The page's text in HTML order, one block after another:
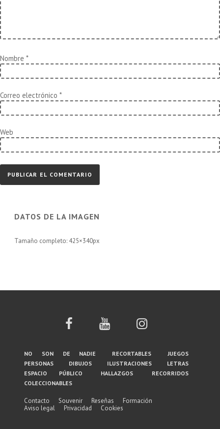
Nombre *
Correo electrónico *
Web
DATOS DE LA IMAGEN
Tamaño completo: 425×340px
Menú
del
pie
de
no son de nadie recortables
juegos
personas
dibujos ilustraciones
letras
espacio público
hallazgos
recorridos
coleccionables
Contacto Souvenir Reseñas
Formación
Aviso legal
Privacidad Cookies